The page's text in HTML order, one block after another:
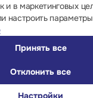
© 2013 – 2026 ECOM
и в маркетинговых
настроить
Принять все
Отклонить все
Настройки